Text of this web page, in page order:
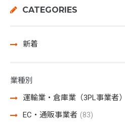
CATEGORIES
新着
業種別
運輸業・倉庫業（3PL事業者）
EC・通販事業者 (83)